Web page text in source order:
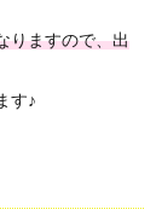
りますので、出
す♪